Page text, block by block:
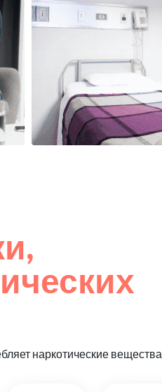
наркотические вещества